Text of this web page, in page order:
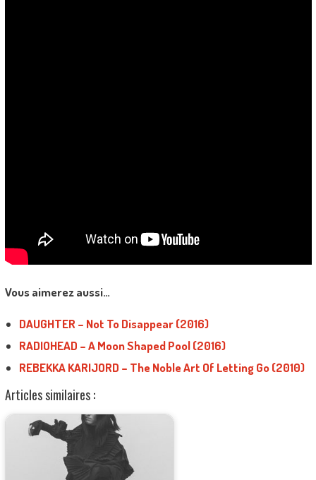
Vous aimerez aussi…
DAUGHTER – Not To Disappear (2016)
RADIOHEAD – A Moon Shaped Pool (2016)
REBEKKA KARIJORD – The Noble Art Of Letting Go (2010)
Articles similaires :